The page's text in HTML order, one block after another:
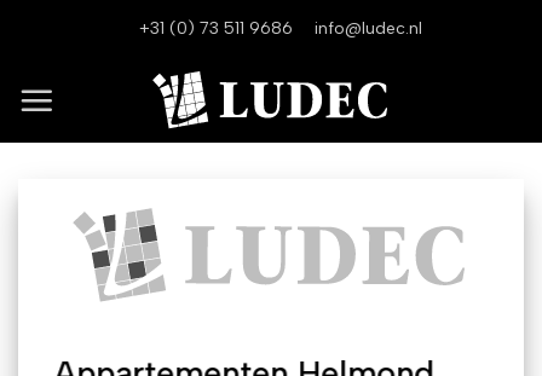
+31 (0) 73 511 9686 info@ludec.nl